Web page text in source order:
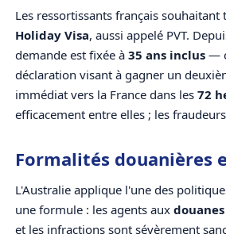
Les ressortissants français
Holiday Visa, aussi appelé PVT.
demande est fixée à 35 ans inclus —
déclaration visant à gagner un
immédiat vers la France dans les 72
efficacement entre elles ; les
Formalités douanières
L'Australie applique l'une des
une formule : les agents aux douanes
et les infractions sont sévèrement